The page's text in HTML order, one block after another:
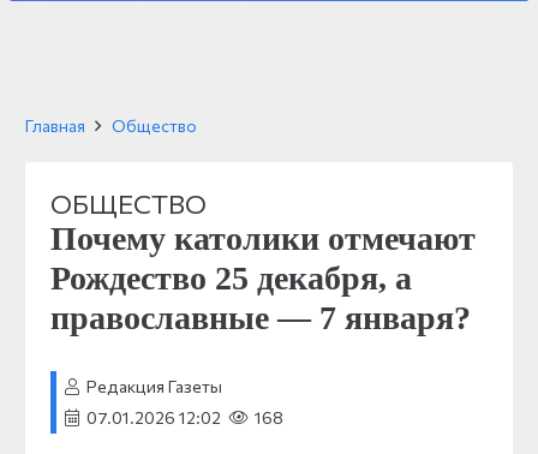
Главная Общество
ОБЩЕСТВО
Почему католики отмечают
Рождество 25 декабря, а
православные — 7 января?
Редакция Газеты
07.01.2026 12:02
168